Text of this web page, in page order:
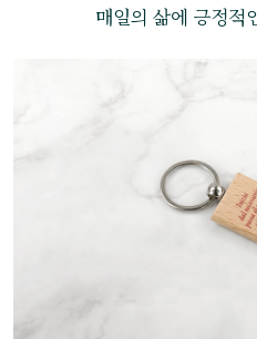
매일의 삶에 긍정적